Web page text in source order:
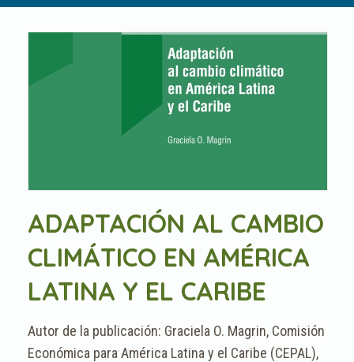
ADAPTACIÓN AL CAMBIO
CLIMÁTICO EN AMÉRICA
LATINA Y EL CARIBE
Graciela O. Magrin, Comisión
Económica para América Latina y el Caribe (CEPAL),